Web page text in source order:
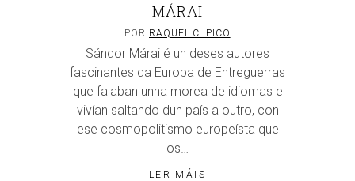
MÁRAI
POR RAQUEL C. PICO
Sándor Márai é un deses autores
fascinantes da Europa de Entreguerras
que falaban unha morea de idiomas e
vivían saltando dun país a outro, con
ese cosmopolitismo europeísta que
os…
LER MÁIS